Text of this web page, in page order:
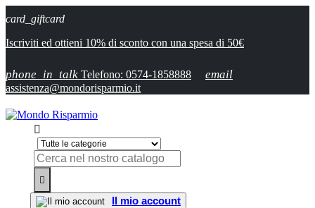
card_giftcard
Iscriviti ed ottieni 10% di sconto con una spesa di 50€
phone_in_talk Telefono: 0574-1858888 email
assistenza@mondorisparmio.it


Il mio account